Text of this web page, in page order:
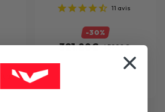
11 avis
-30%
321.80€ 459.90€